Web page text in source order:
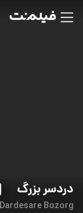
دردسر بزرگ
Dardesare Bozorg